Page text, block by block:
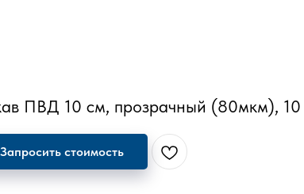
ПВД 10 см, прозрачный (80мкм), 10
Запросить стоимость